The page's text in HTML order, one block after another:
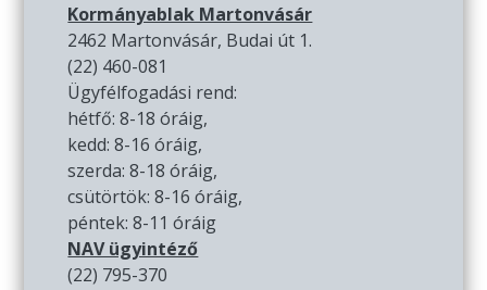
Kormányablak Martonvásár
2462 Martonvásár, Budai út 1.
(22) 460-081
Ügyfélfogadási rend:
hétfő: 8-18 óráig,
kedd: 8-16 óráig,
szerda: 8-18 óráig,
csütörtök: 8-16 óráig,
péntek: 8-11 óráig
NAV ügyintéző
(22) 795-370